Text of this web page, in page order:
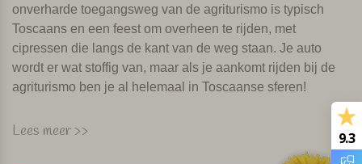
onverharde toegangsweg van de agriturismo is typisch
Toscaans en een feest om overheen te rijden, met
cipressen die langs de kant van de weg staan. Je auto
wordt er wat stoffig van, maar als je aankomt rijden bij de
agriturismo ben je al helemaal in Toscaanse sferen!
Mooi zwembad, gezamenlijke barbecue
Tussen de fruitbomen en olijfbomen van de agriturismo ligt
Lees meer >> 9.3